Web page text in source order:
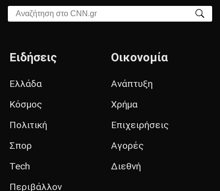
Αναζήτηση στο CNN.gr
Ειδήσεις
Ελλάδα
Κόσμος
Πολιτική
Σπορ
Tech
Περιβάλλον
Οικονομία
Ανάπτυξη
Χρήμα
Επιχειρήσεις
Αγορές
Διεθνή